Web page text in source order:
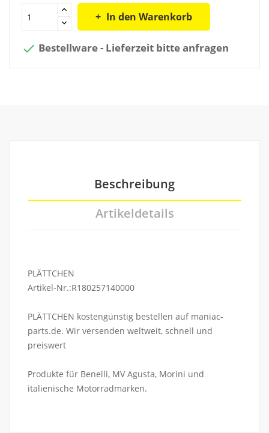
In den Warenkorb
 Bestellware - Lieferzeit bitte anfragen
Beschreibung
Artikeldetails
PLÄTTCHEN
Artikel-Nr.:R180257140000
PLÄTTCHEN kostengünstig bestellen auf maniac-
parts.de. Wir versenden weltweit, schnell und
preiswert
Produkte für Benelli, MV Agusta, Morini und
italienische Motorradmarken.